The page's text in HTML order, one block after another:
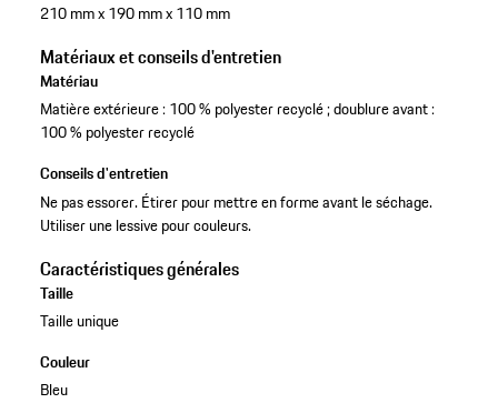
210 mm x 190 mm x 110 mm
Matériaux et conseils d'entretien
Matériau
Matière extérieure : 100 % polyester recyclé ; doublure avant :
100 % polyester recyclé
Conseils d'entretien
Ne pas essorer. Étirer pour mettre en forme avant le séchage.
Utiliser une lessive pour couleurs.
Caractéristiques générales
Taille
Taille unique
Couleur
Bleu